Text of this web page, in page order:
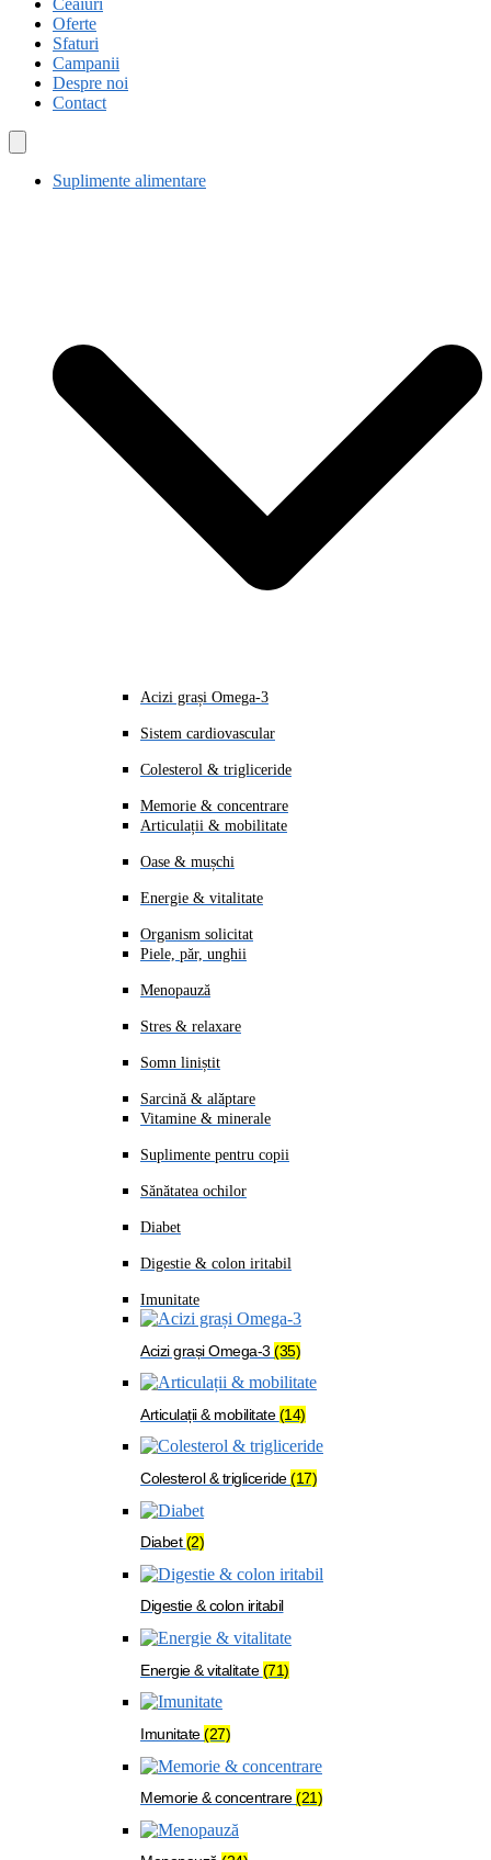
Ceaiuri
Oferte
Sfaturi
Campanii
Despre noi
Contact
Suplimente alimentare
Acizi grași Omega-3
Sistem cardiovascular
Colesterol & trigliceride
Memorie & concentrare
Articulații & mobilitate
Oase & mușchi
Energie & vitalitate
Organism solicitat
Piele, păr, unghii
Menopauză
Stres & relaxare
Somn liniștit
Sarcină & alăptare
Vitamine & minerale
Suplimente pentru copii
Sănătatea ochilor
Diabet
Digestie & colon iritabil
Imunitate
Acizi grași Omega-3 (35)
Articulații & mobilitate(14)
Colesterol & trigliceride(17)
Diabet(2)
Digestie & colon iritabil
Energie & vitalitate(71)
Imunitate(27)
Memorie & concentrare(21)